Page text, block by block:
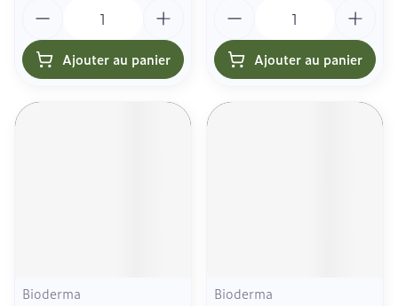
Ajouter au panier Ajouter au panier
Bioderma
Bioderma